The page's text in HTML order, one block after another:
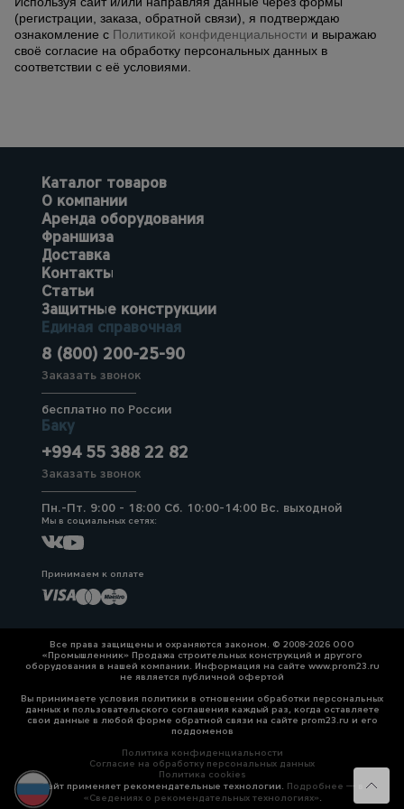
(регистрации, заказа, обратной связи), я подтверждаю
ознакомление с Политикой конфиденциальности и выражаю
своё согласие на обработку персональных данных в
соответствии с её условиями.
Каталог товаров
О компании
Аренда оборудования
Франшиза
Доставка
Контакты
Статьи
Защитные конструкции
Единая справочная
8 (800) 200-25-90
Заказать звонок
бесплатно по России
Баку
+994 55 388 22 82
Заказать звонок
Пн.-Пт. 9:00 - 18:00 Сб. 10:00-14:00 Вс. выходной
Мы в социальных сетях:
Принимаем к оплате
Все права защищены и охраняются законом. © 2008-2026 ООО
«Промышленник» Продажа строительных конструкций и другого
оборудования в нашей компании. Информация на сайте www.prom23.ru
не является публичной офертой
Вы принимаете условия политики в отношении обработки персональных
данных и пользовательского соглашения каждый раз, когда оставляете
свои данные в любой форме обратной связи на сайте prom23.ru и его
поддоменов
Политика конфиденциальности
Согласие на обработку персональных данных
Политика cookies
Сайт применяет рекомендательные технологии. Подробнее — в
«Сведениях о рекомендательных технологиях».